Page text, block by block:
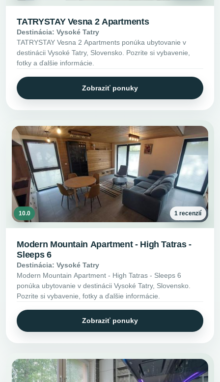
TATRYSTAY Vesna 2 Apartments
Destinácia: Vysoké Tatry
TATRYSTAY Vesna 2 Apartments ponúka ubytovanie v
destinácii Vysoké Tatry, Slovensko. Pozrite si vybavenie,
fotky a ďalšie informácie.
Zobraziť ponuky
10.0 1 recenzií
Modern Mountain Apartment - High Tatras -
Sleeps 6
Destinácia: Vysoké Tatry
Modern Mountain Apartment - High Tatras - Sleeps 6
ponúka ubytovanie v destinácii Vysoké Tatry, Slovensko.
Pozrite si vybavenie, fotky a ďalšie informácie.
Zobraziť ponuky